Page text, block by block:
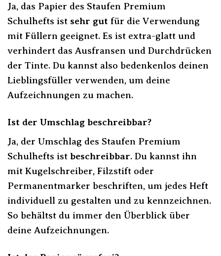
Ja, das Papier des Staufen Premium
Schulhefts ist sehr gut für die Verwendung
mit Füllern geeignet. Es ist extra-glatt und
verhindert das Ausfransen und Durchdrücken
der Tinte. Du kannst also bedenkenlos deinen
Lieblingsfüller verwenden, um deine
Aufzeichnungen zu machen.
Ist der Umschlag beschreibbar?
Ja, der Umschlag des Staufen Premium
Schulhefts ist beschreibbar. Du kannst ihn
mit Kugelschreiber, Filzstift oder
Permanentmarker beschriften, um jedes Heft
individuell zu gestalten und zu kennzeichnen.
So behältst du immer den Überblick über
deine Aufzeichnungen.